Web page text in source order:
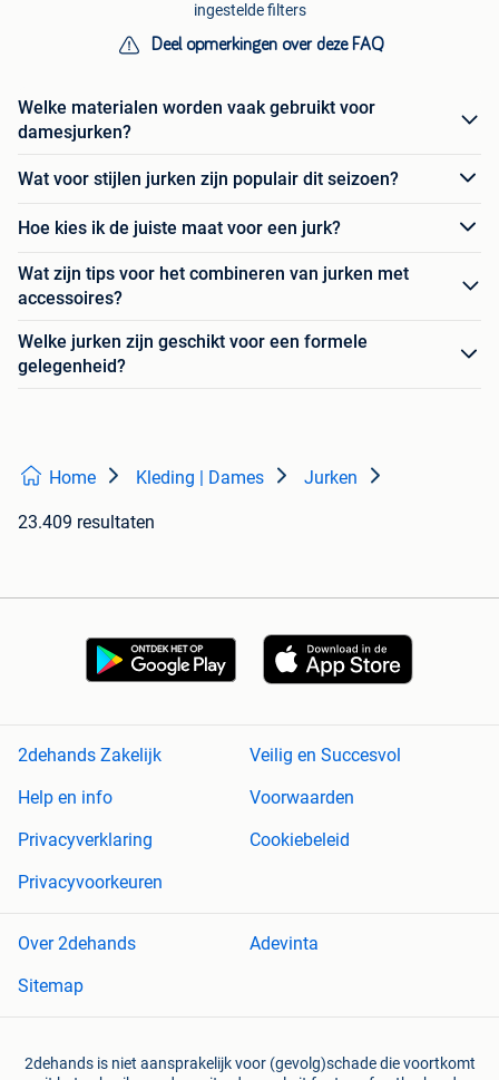
ingestelde filters
Deel opmerkingen over deze FAQ
Welke materialen worden vaak gebruikt voor
damesjurken?
Wat voor stijlen jurken zijn populair dit seizoen?
Hoe kies ik de juiste maat voor een jurk?
Wat zijn tips voor het combineren van jurken met
accessoires?
Welke jurken zijn geschikt voor een formele
gelegenheid?
Home Kleding | Dames Jurken
23.409 resultaten
2dehands Zakelijk
Veilig en Succesvol
Help en info
Voorwaarden
Privacyverklaring
Cookiebeleid
Privacyvoorkeuren
Over 2dehands
Adevinta
Sitemap
2dehands is niet aansprakelijk voor (gevolg)schade die voortkomt